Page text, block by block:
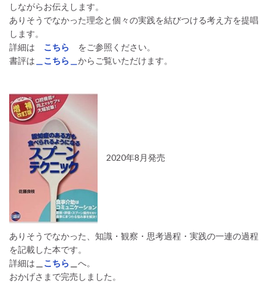
しながらお伝えします。
ありそうでなかった理念と個々の実践を結びつける考え方を提唱
します。
詳細は
こちら
をご参照ください。
書評は ＿こちら＿ からご覧いただけます。
2020年8月発売
ありそうでなかった、知識・観察・思考過程・実践の一連の過程
を記載した本です。
詳細は
こちら
へ。
おかげさまで完売しました。